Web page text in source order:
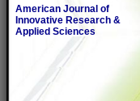
American Journal of
Innovative Research &
Applied Sciences